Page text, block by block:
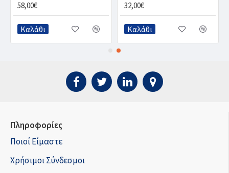
58,00€
Καλάθι
32,00€
Καλάθι
Πληροφορίες
Ποιοί Είμαστε
Χρήσιμοι Σύνδεσμοι